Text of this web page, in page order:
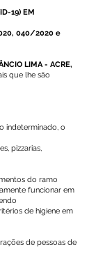
19) EM
, 040/2020 e
LIMA - ACRE,
que lhe são
indeterminado, o
pizzarias,
do ramo
funcionar em
de higiene em
de pessoas de